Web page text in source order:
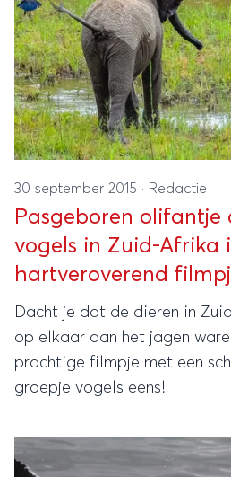
30 september 2015 · Redactie
Pasgeboren olifantje
vogels in Zuid-Afrika
hartveroverend
Dacht je dat de dieren in
op elkaar aan het jagen
prachtige filmpje met een
groepje vogels eens!